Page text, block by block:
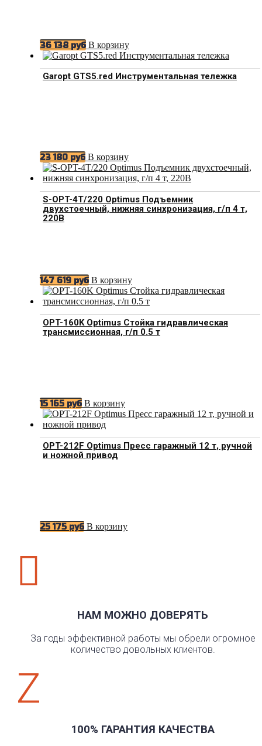
36 138 руб В корзину
Garopt GTS5.red Инструментальная тележка
23 180 руб В корзину
S-OPT-4T/220 Optimus Подъемник
двухстоечный, нижняя синхронизация, г/п 4 т,
220В
147 619 руб В корзину
OPT-160K Optimus Стойка гидравлическая
трансмиссионная, г/п 0.5 т
15 165 руб В корзину
OPT-212F Optimus Пресс гаражный 12 т, ручной
и ножной привод
25 175 руб В корзину

НАМ МОЖНО ДОВЕРЯТЬ
За годы эффективной работы мы обрели огромное
количество довольных клиентов.
Z
100% ГАРАНТИЯ КАЧЕСТВА